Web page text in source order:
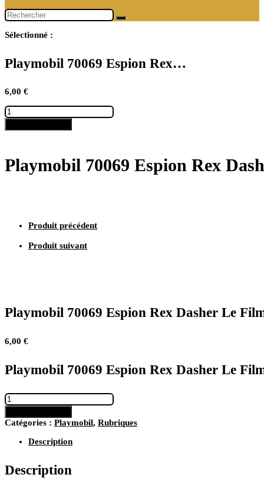
Sélectionné :
Playmobil 70069 Espion Rex…
6,00 €
quantité
de
Playmobil
Rex
Dasher
Playmobil 70069 Espion Rex
Produit précédent
Produit suivant
Playmobil 70069 Espion Rex Dasher Le
6,00 €
Playmobil 70069 Espion Rex Dasher Le
quantité
de
Playmobil
70069
Espion
Le
Film
Catégories : Playmobil, Rubriques
Description
Description